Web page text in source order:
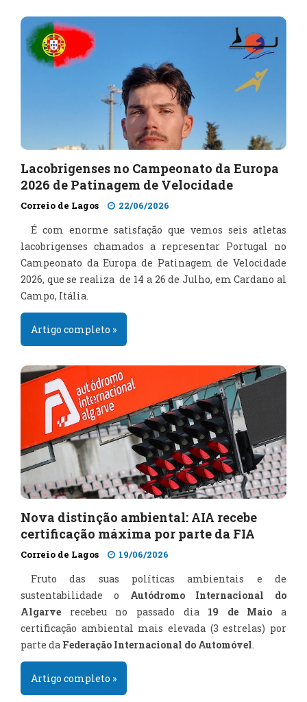
Lacobrigenses no Campeonato da Europa
2026 de Patinagem de Velocidade
Correio de Lagos 22/06/2026
É com enorme satisfação que vemos seis atletas
lacobrigenses chamados a representar Portugal no
Campeonato da Europa de Patinagem de Velocidade
2026, que se realiza de 14 a 26 de Julho, em Cardano al
Campo, Itália.
Artigo completo »
Nova distinção ambiental: AIA recebe
certificação máxima por parte da FIA
Correio de Lagos 19/06/2026
Fruto das suas políticas ambientais e de
sustentabilidade o Autódromo Internacional do
Algarve recebeu no passado dia 19 de Maio a
certificação ambiental mais elevada (3 estrelas) por
parte da Federação Internacional do Automóvel.
Artigo completo »